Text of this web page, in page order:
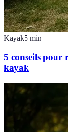
Kayak5 min
5 conseils pour
kayak